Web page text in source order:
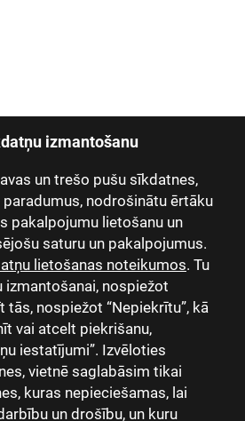
izmantošanu
un trešo pušu sīkdatnes,
paradumus, nodrošinātu ērtāku
pakalpojumu lietošanu un
saturu un pakalpojumus.
lietošanas noteikumos. Tu
nospiežot
tās, nospiežot “Nepiekrītu”, kā
vai atcelt piekrišanu,
iestatījumi”. Izvēloties
vietnē saglabāsim tikai
kuras nepieciešamas, lai
un drošību, un kuru